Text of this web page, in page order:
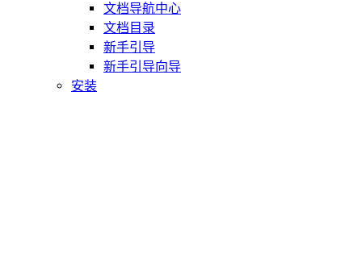
文档导航中心
文档目录
新手引导
新手引导向导
安装